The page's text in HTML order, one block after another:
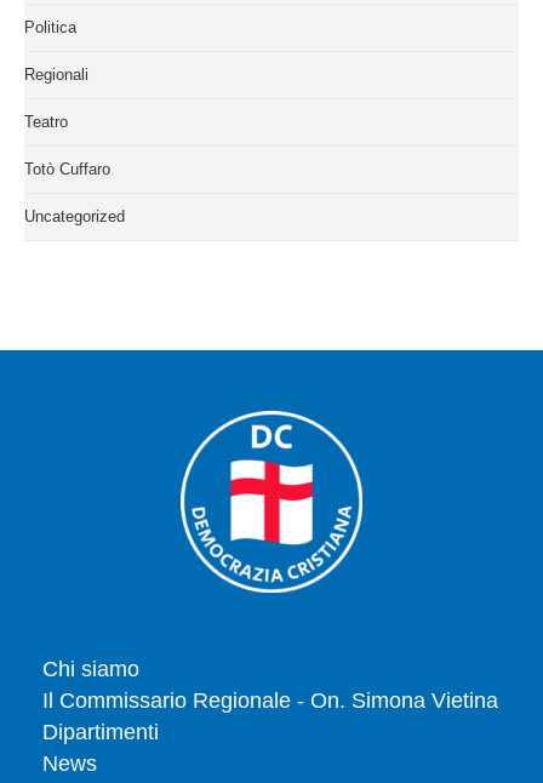
Politica
Regionali
Teatro
Totò Cuffaro
Uncategorized
Chi siamo
Il Commissario Regionale - On. Simona Vietina
Dipartimenti
News